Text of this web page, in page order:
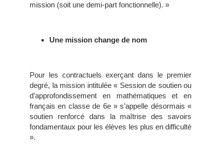
mission (soit une demi-part fonctionnelle). »
Une mission change de nom
Pour les contractuels exerçant dans le premier
degré, la mission intitulée « Session de soutien ou
d’approfondissement en mathématiques et en
français en classe de 6e » s’appelle désormais «
soutien renforcé dans la maîtrise des savoirs
fondamentaux pour les élèves les plus en difficulté
».